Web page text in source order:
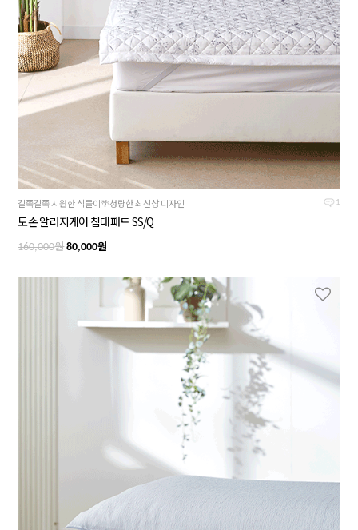
1
길쭉길쭉 시원한 식물이🌴청량한 최신상 디자인
도손 알러지케어 침대패드 SS/Q
160,000원80,000원